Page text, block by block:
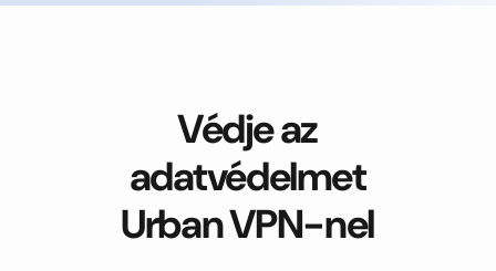
Védje az
adatvédelmet
Urban VPN-nel